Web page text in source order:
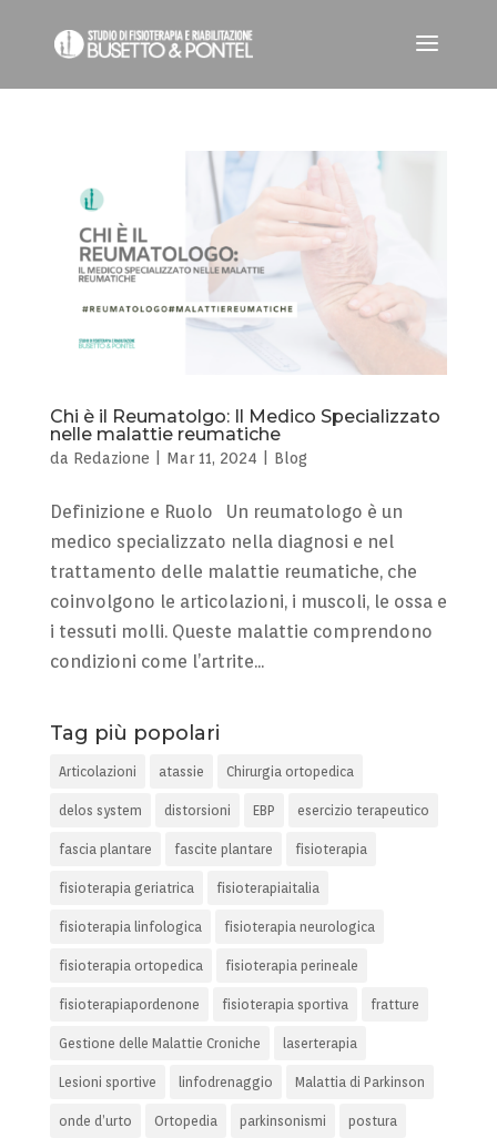
Chi è il Reumatolgo: Il Medico Specializzato
nelle malattie reumatiche
da Redazione Mar 11, 2024 Blog
Definizione e Ruolo Un reumatologo è un
medico specializzato nella diagnosi e nel
trattamento delle malattie reumatiche, che
coinvolgono le articolazioni, i muscoli, le ossa e
i tessuti molli. Queste malattie comprendono
condizioni come l’artrite...
Tag più popolari
Articolazioni atassie Chirurgia ortopedica
delos system distorsioni EBP esercizio terapeutico
fascia plantare fascite plantare fisioterapia
fisioterapia geriatrica fisioterapiaitalia
fisioterapia linfologica fisioterapia neurologica
fisioterapia ortopedica fisioterapia perineale
fisioterapiapordenone fisioterapia sportiva fratture
Gestione delle Malattie Croniche laserterapia
Lesioni sportive linfodrenaggio Malattia di Parkinson
onde d’urto Ortopedia parkinsonismi postura